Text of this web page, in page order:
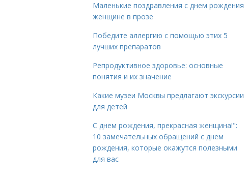
Маленькие поздравления с днем рождения
женщине в прозе
Победите аллергию с помощью этих 5
лучших препаратов
Репродуктивное здоровье: основные
понятия и их значение
Какие музеи Москвы предлагают экскурсии
для детей
С днем рождения, прекрасная женщина!":
10 замечательных обращений с днем
рождения, которые окажутся полезными
для вас